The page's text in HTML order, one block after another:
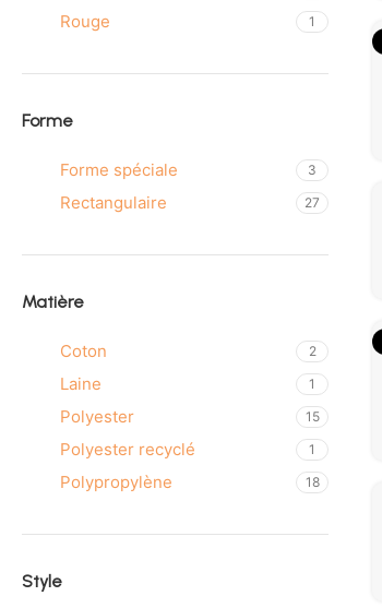
Rouge 1
Forme
Forme spéciale 3
Rectangulaire 27
Matière
Coton 2
Laine 1
Polyester 15
Polyester recyclé 1
Polypropylène 18
Style